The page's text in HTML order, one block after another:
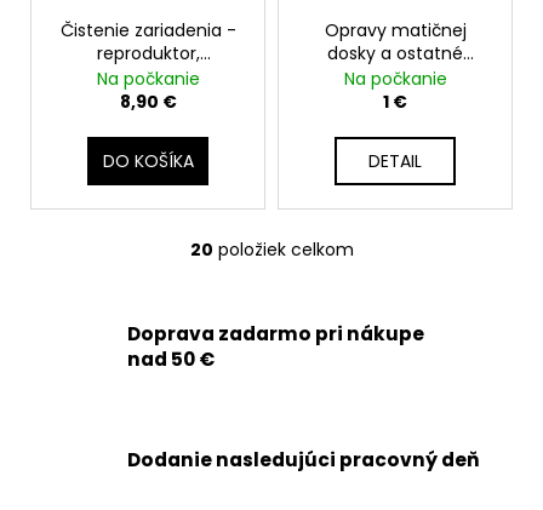
Čistenie zariadenia -
reproduktor,
mikrofóny, slúchadlo,
nabíjací konektor
Na počkanie
8,90 €
DO KOŠÍKA
Opravy matičnej
dosky a ostatné
pokročilé opravy
Na počkanie
1 €
DETAIL
O
á
i
e
20 položiek celkom
Doprava zadarmo pri nákupe
nad 50 €
Dodanie nasledujúci pracovný deň